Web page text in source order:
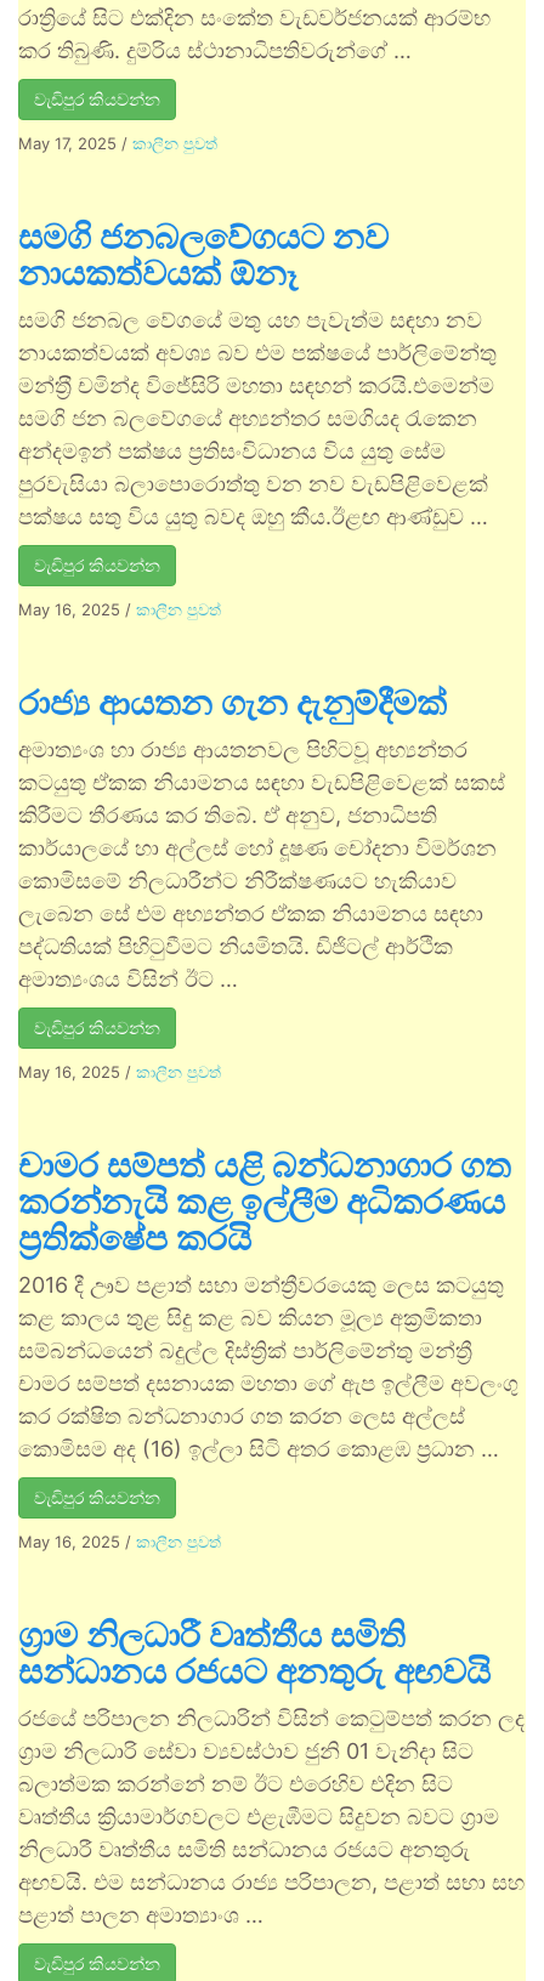
රාත්‍රියේ සිට එක්දින සංකේත වැඩවර්ජනයක් ආරම්භ
කර තිබුණි. දුම්රිය ස්ථානාධිපතිවරුන්ගේ …
වැඩිපුර කියවන්න
May 17, 2025 / කාලීන පුවත්
සමගි ජනබලවේගයට නව
නායකත්වයක් ඕනෑ
සමගි ජනබල වේගයේ මතු යහ පැවැත්ම සඳහා නව
නායකත්වයක් අවශ්‍ය බව එම පක්ෂයේ පාර්ලිමේන්තු
මන්ත‍්‍රී චමින්ද විජේසිරි මහතා සඳහන් කරයි.එමෙන්ම
සමගි ජන බලවේගයේ අභ්‍යන්තර සමගියද රැකෙන
අන්දමඉන් පක්ෂය ප්‍රතිසංවිධානය විය යුතු සේම
පුරවැසියා බලාපොරොත්තු වන නව වැඩපිළිවෙළක්
පක්ෂය සතු විය යුතු බවද ඔහු කීය.ඊළඟ ආණ්ඩුව …
වැඩිපුර කියවන්න
May 16, 2025 / කාලීන පුවත්
රාජ්‍ය ආයතන ගැන දැනුම්දීමක්
අමාත්‍යංශ හා රාජ්‍ය ආයතනවල පිහිටවූ අභ්‍යන්තර
කටයුතු ඒකක නියාමනය සඳහා වැඩපිළිවෙළක් සකස්
කිරීමට තීරණය කර තිබේ. ඒ අනුව, ජනාධිපති
කාර්යාලයේ හා අල්ලස් හෝ දූෂණ චෝදනා විමර්ශන
කොමිසමේ නිලධාරීන්ට නිරීක්ෂණයට හැකියාව
ලැබෙන සේ එම අභ්‍යන්තර ඒකක නියාමනය සඳහා
පද්ධතියක් පිහිටුවීමට නියමිතයි. ඩිජිටල් ආර්ථික
අමාත්‍යංශය විසින් ඊට …
වැඩිපුර කියවන්න
May 16, 2025 / කාලීන පුවත්
චාමර සම්පත් යළි බන්ධනාගාර ගත
කරන්නැයි කළ ඉල්ලීම අධිකරණය
ප්‍රතික්ෂේප කරයි
2016 දී ඌව පළාත් සභා මන්ත්‍රීවරයෙකු ලෙස කටයුතු
කළ කාලය තුළ සිදු කළ බව කියන මූල්‍ය අක්‍රමිකතා
සම්බන්ධයෙන් බදුල්ල දිස්ත්‍රික් පාර්ලිමේන්තු මන්ත්‍රී
චාමර සම්පත් දසනායක මහතා ගේ ඇප ඉල්ලීම අවලංගු
කර රක්ෂිත බන්ධනාගාර ගත කරන ලෙස අල්ලස්
කොමිසම අද (16) ඉල්ලා සිටි අතර කොළඹ ප්‍රධාන …
වැඩිපුර කියවන්න
May 16, 2025 / කාලීන පුවත්
ග්‍රාම නිලධාරී වෘත්තීය සමිති
සන්ධානය රජයට අනතුරු අඟවයි
රජයේ පරිපාලන නිලධාරින් විසින් කෙටුම්පත් කරන ලද
ග්‍රාම නිලධාරි සේවා ව්‍යවස්ථාව ජුනි 01 වැනිදා සිට
බලාත්මක කරන්නේ නම් ඊට එරෙහිව එදින සිට
වෘත්තීය ක්‍රියාමාර්ගවලට එළැඹීමට සිදුවන බවට ග්‍රාම
නිලධාරී වෘත්තීය සමිති සන්ධානය රජයට අනතුරු
අඟවයි. එම සන්ධානය රාජ්‍ය පරිපාලන, පළාත් සභා සහ
පළාත් පාලන අමාත්‍යාංශ …
වැඩිපුර කියවන්න